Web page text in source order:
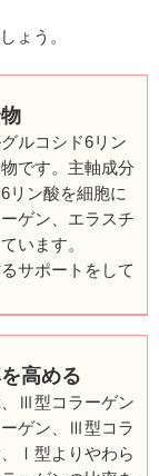
ょう。
ルコシド6リン
です。主軸成分
リン酸を細胞に
ゲン、エラスチ
います。
サポートをして
高める
、Ⅲ型コラーゲン
ゲン、Ⅲ型コラ
Ⅰ型よりやわら